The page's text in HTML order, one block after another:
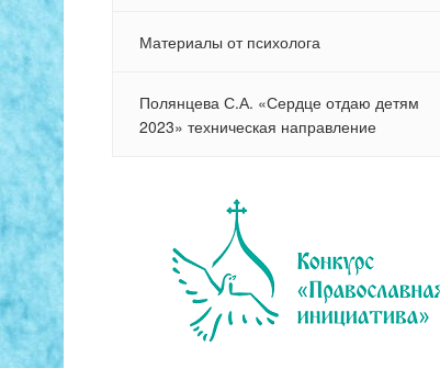
Материалы от психолога
Полянцева С.А. «Сердце отдаю детям
2023» техническая направление